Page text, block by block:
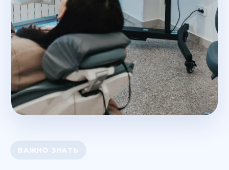
ВАЖНО ЗНАТЬ